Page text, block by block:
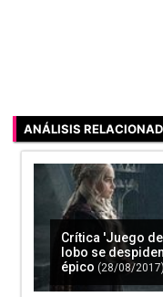
ANÁLISIS
Crítica 'Juego
lobo se
épico (28/08/2017)